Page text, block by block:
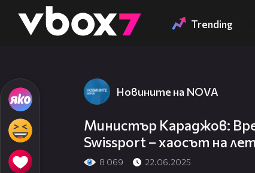
👾 Trending
Новините на NOVA
Министър Караджов:
Swissport – хаосът на
8 069 22.06.2025